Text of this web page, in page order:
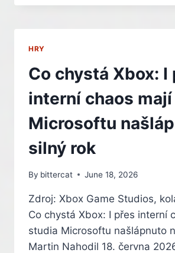
S
ZAČAL
JE
ZMIŇOVAT
TAKÉ
DASHBOARDU
KONZOLE
–
HRY
Co chystá Xbox: I
interní chaos
Microsoftu
silný rok
By bittercat June 18, 2026
Zdroj: Xbox Game Studios,
Co chystá Xbox: I přes interní
studia Microsoftu našlápnuto
Martin Nahodil 18. června